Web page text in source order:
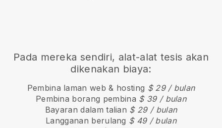
Pada mereka sendiri, alat-alat tesis akan
dikenakan biaya:
Pembina laman web & hosting $ 29 / bulan
Pembina borang pembina $ 39 / bulan
Bayaran dalam talian $ 29 / bulan
Langganan berulang $ 49 / bulan